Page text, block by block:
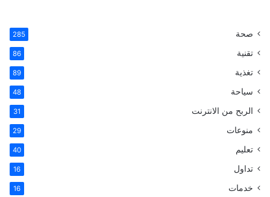
صحة 285
تقنية 86
تغذية 89
سياحة 48
الربح من الانترنت 31
منوعات 29
تعليم 40
تداول 16
خدمات 16